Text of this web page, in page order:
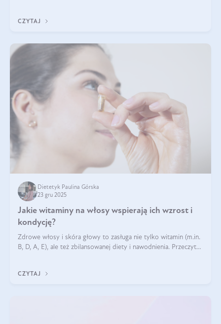
CZYTAJ
Dietetyk Paulina Górska
23 gru 2025
Jakie witaminy na włosy wspierają ich wzrost i
kondycję?
Zdrowe włosy i skóra głowy to zasługa nie tylko witamin (m.in.
B, D, A, E), ale też zbilansowanej diety i nawodnienia. Przeczytaj
CZYTAJ